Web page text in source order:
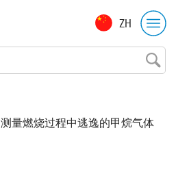
ZH
测量燃烧过程中逃逸的甲烷气体